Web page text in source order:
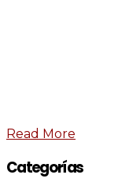
Read More
Categorías